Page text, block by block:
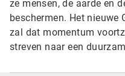
ze mensen, de aarde en
beschermen. Het
zal dat momentum
streven naar een